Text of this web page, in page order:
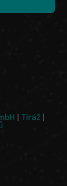
Tiráž